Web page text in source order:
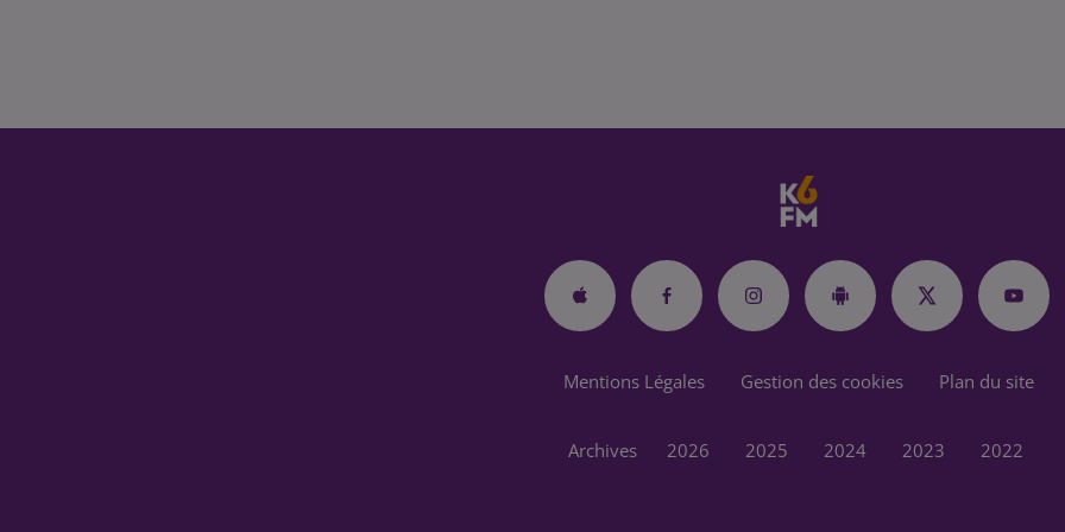
Mentions Légales Gestion des cookies Plan du site
Archives 2026 2025 2024 2023 2022